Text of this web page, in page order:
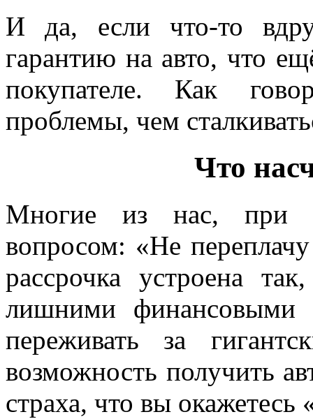
И да, если что-то
гарантию на авто, что
покупателе. Как
проблемы, чем
Что
Многие из нас, при
вопросом: «Не
рассрочка устроена
лишними
переживать за
возможность получить
страха, что вы окажетесь